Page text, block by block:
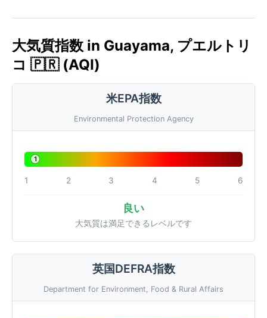
大気質指数 in Guayama, プエルトリ
コ 🇵🇷 (AQI)
米EPA指数
Environmental Protection Agency
1
1 2 3 4 5 6
良い
大気質は満足できるレベルです
英国DEFRA指数
Department for Environment, Food & Rural Affairs